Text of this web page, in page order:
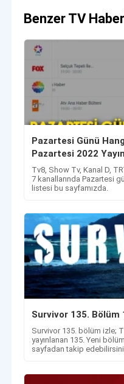
Benzer TV
Pazartesi Günü
Pazartesi 2022 Yayın
Tv8, Show Tv, Kanal D,
7 kanallarında Pazartesi
listesi bu sayfamızda.
Survivor 135. Bölüm
Survivor 135. bölüm izle;
yayınlanan 135. Yeni
sayfadan takip